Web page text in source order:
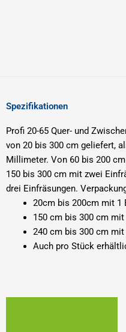
Spezifikationen
Profi 20-65 Quer- und
von 20 bis 300 cm geliefert,
Millimeter. Von 60 bis 200
150 bis 300 cm mit zwei
drei Einfräsungen.
20cm bis 200cm mit 1
150 cm bis 300 cm
240 cm bis 300 cm
Auch pro Stück